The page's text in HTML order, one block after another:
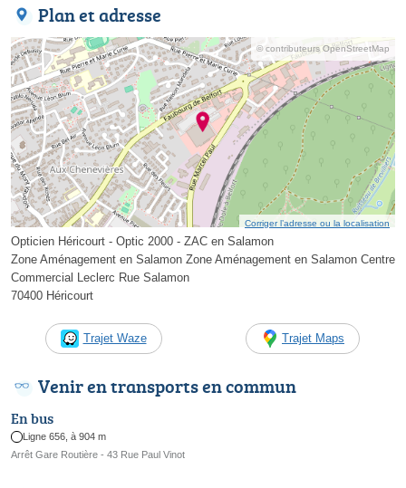
Plan et adresse
© contributeurs OpenStreetMap
Corriger l’adresse ou la localisation
Opticien Héricourt - Optic 2000 - ZAC en Salamon
Zone Aménagement en Salamon Zone Aménagement en Salamon Centre
Commercial Leclerc Rue Salamon
70400 Héricourt
Trajet Waze Trajet Maps
Venir en transports en commun
En bus
Ligne 656, à 904 m
Arrêt Gare Routière - 43 Rue Paul Vinot